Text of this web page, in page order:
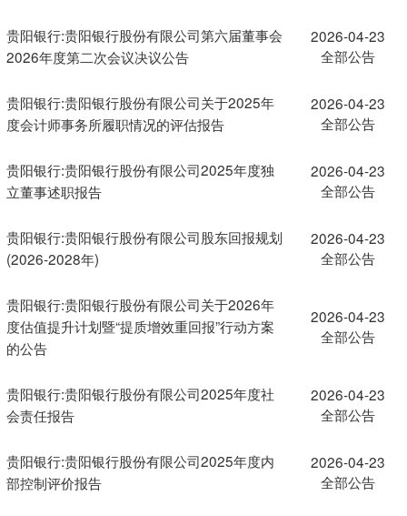
贵阳银行:贵阳银行股份有限公司第六届董事会
2026年度第二次会议决议公告
2026-04-23
全部公告
贵阳银行:贵阳银行股份有限公司关于2025年
度会计师事务所履职情况的评估报告
2026-04-23
全部公告
贵阳银行:贵阳银行股份有限公司2025年度独
立董事述职报告
2026-04-23
全部公告
贵阳银行:贵阳银行股份有限公司股东回报规划
(2026-2028年)
2026-04-23
全部公告
贵阳银行:贵阳银行股份有限公司关于2026年
度估值提升计划暨“提质增效重回报”行动方案
的公告
2026-04-23
全部公告
贵阳银行:贵阳银行股份有限公司2025年度社
会责任报告
2026-04-23
全部公告
贵阳银行:贵阳银行股份有限公司2025年度内
部控制评价报告
2026-04-23
全部公告